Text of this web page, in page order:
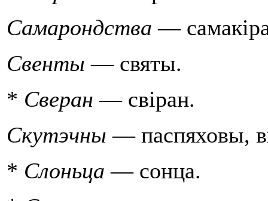
Самарондства —
Свенты — святы.
* Сверан — свiран.
Скутэчны — паспяховы,
* Слоньца — сонца.